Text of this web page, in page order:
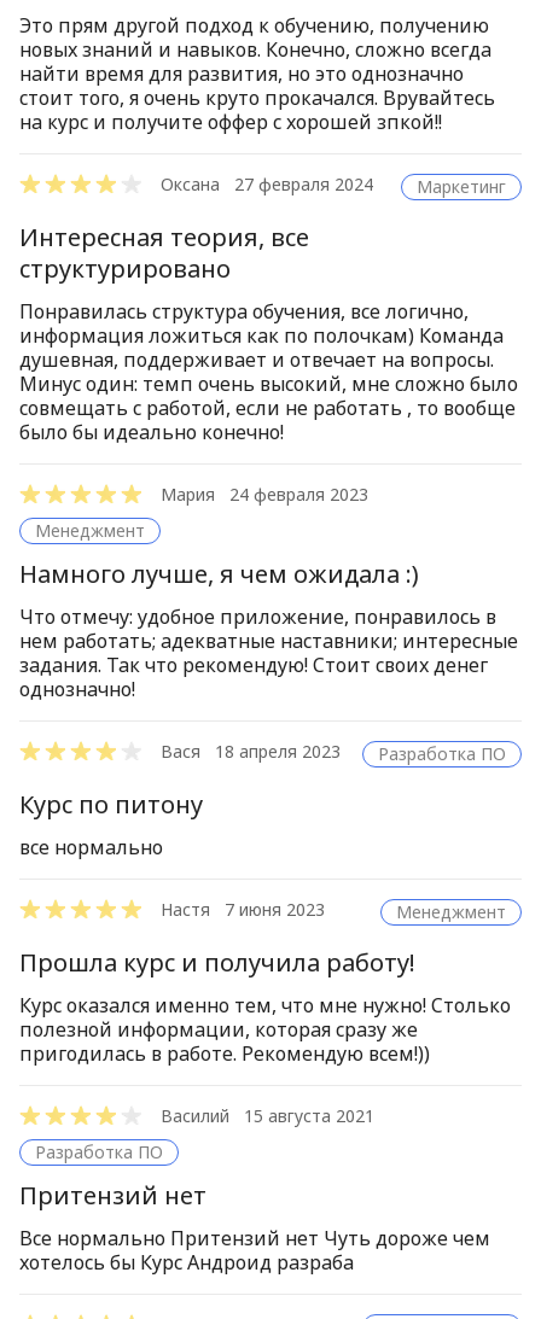
Это прям другой подход к обучению, получению
новых знаний и навыков. Конечно, сложно всегда
найти время для развития, но это однозначно
стоит того, я очень круто прокачался. Врувайтесь
на курс и получите оффер с хорошей зпкой!!
Оксана 27 февраля 2024 Маркетинг
Интересная теория, все
структурировано
Понравилась структура обучения, все логично,
информация ложиться как по полочкам) Команда
душевная, поддерживает и отвечает на вопросы.
Минус один: темп очень высокий, мне сложно было
совмещать с работой, если не работать , то вообще
было бы идеально конечно!
Мария
24 февраля 2023
Менеджмент
Намного лучше, я чем ожидала :)
Что отмечу: удобное приложение, понравилось в
нем работать; адекватные наставники; интересные
задания. Так что рекомендую! Стоит своих денег
однозначно!
Вася 18 апреля 2023 Разработка ПО
Курс по питону
все нормально
Настя 7 июня 2023 Менеджмент
Прошла курс и получила работу!
Курс оказался именно тем, что мне нужно! Столько
полезной информации, которая сразу же
пригодилась в работе. Рекомендую всем!))
Василий
15 августа 2021
Разработка ПО
Притензий нет
Все нормально Притензий нет Чуть дороже чем
хотелось бы Курс Андроид разраба